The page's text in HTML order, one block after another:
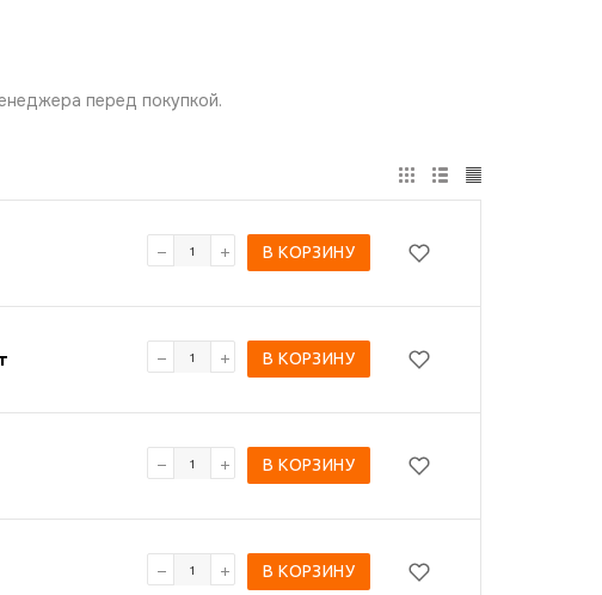
перед покупкой.
В КОРЗИНУ
В КОРЗИНУ
В КОРЗИНУ
В КОРЗИНУ